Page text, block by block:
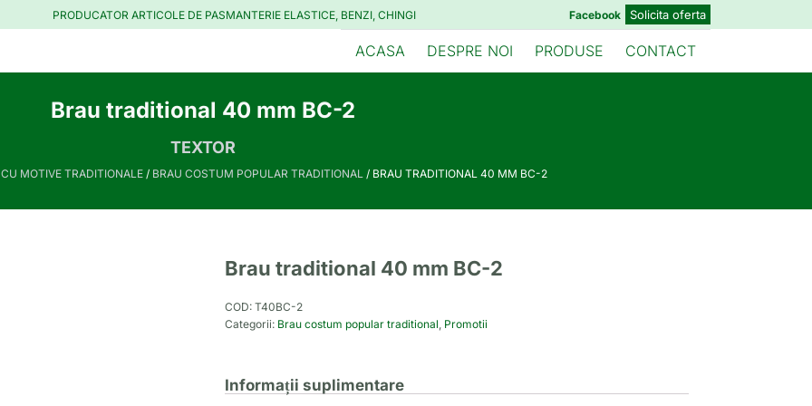
PRODUCATOR ARTICOLE DE PASMANTERIE ELASTICE, BENZI, CHINGI Facebook Solicita oferta
ACASA DESPRE NOI PRODUSE CONTACT
Brau traditional 40 mm BC-2
TEXTOR
MOTIVE TRADITIONALE/ BRAU COSTUM POPULAR TRADITIONAL/ BRAU TRADITIONAL 40 MM BC-2
Brau traditional 40 mm BC-2
COD: T40BC-2
Categorii: Brau costum popular traditional, Promotii
Informații suplimentare